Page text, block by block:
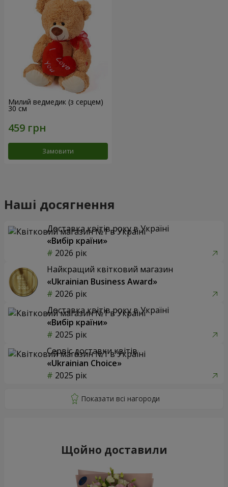
Милий ведмедик (з серцем)
30 см
Замовити
Наші досягнення
Доставка квітів року в Україні
«Вибір країни»
2026 рік
Найкращий квітковий магазин
«Ukrainian Business Award»
2026 рік
Доставка квітів року в Україні
«Вибір країни»
2025 рік
Сервіс доставки квітів
«Ukrainian Choice»
2025 рік
Щойно доставили